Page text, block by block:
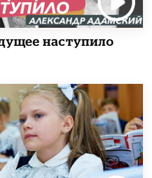
наступило